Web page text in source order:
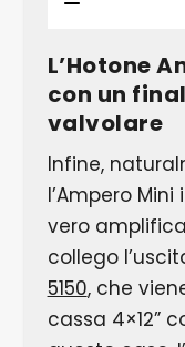
L’Hotone
con un
valvolare
Infine,
l’Ampero
vero
collego
5150, che
cassa 4×12”